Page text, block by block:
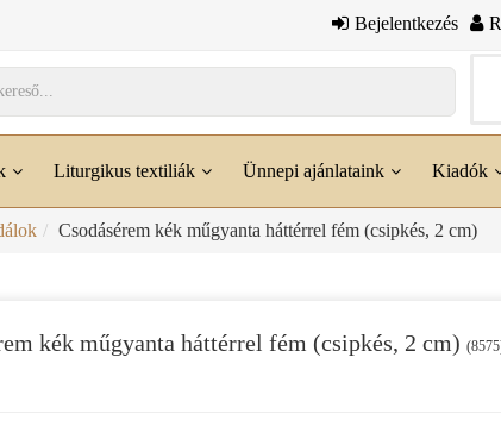
Bejelentkezés
Liturgikus textiliák Ünnepi ajánlataink Kiadók
Csodásérem kék műgyanta háttérrel fém (csipkés, 2 cm)
kék műgyanta háttérrel fém (csipkés, 2 cm)